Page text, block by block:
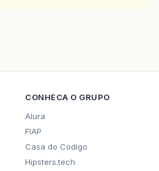
CONHECA O GRUPO
Alura
FIAP
Casa do Codigo
Hipsters.tech